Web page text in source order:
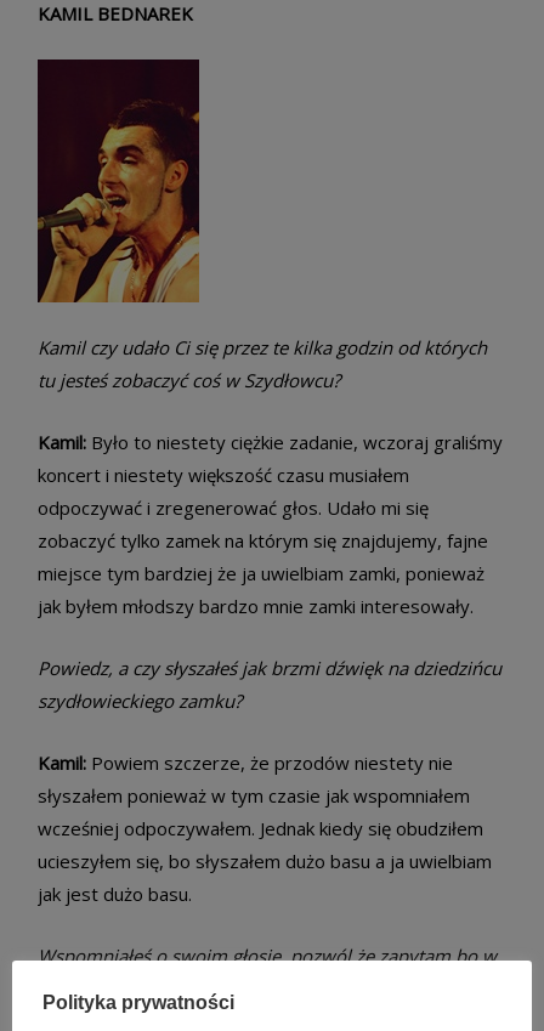
KAMIL BEDNAREK
Kamil czy udało Ci się przez te kilka godzin od których
tu jesteś zobaczyć coś w Szydłowcu?
Kamil: Było to niestety ciężkie zadanie, wczoraj graliśmy
koncert i niestety większość czasu musiałem
odpoczywać i zregenerować głos. Udało mi się
zobaczyć tylko zamek na którym się znajdujemy, fajne
miejsce tym bardziej że ja uwielbiam zamki, ponieważ
jak byłem młodszy bardzo mnie zamki interesowały.
Powiedz, a czy słyszałeś jak brzmi dźwięk na dziedzińcu
szydłowieckiego zamku?
Kamil: Powiem szczerze, że przodów niestety nie
słyszałem ponieważ w tym czasie jak wspomniałem
wcześniej odpoczywałem. Jednak kiedy się obudziłem
ucieszyłem się, bo słyszałem dużo basu a ja uwielbiam
jak jest dużo basu.
Wspomniałeś o swoim głosie, pozwól że zapytam bo w
mediach dużo mówiło się o twoich problemach z
Polityka prywatności